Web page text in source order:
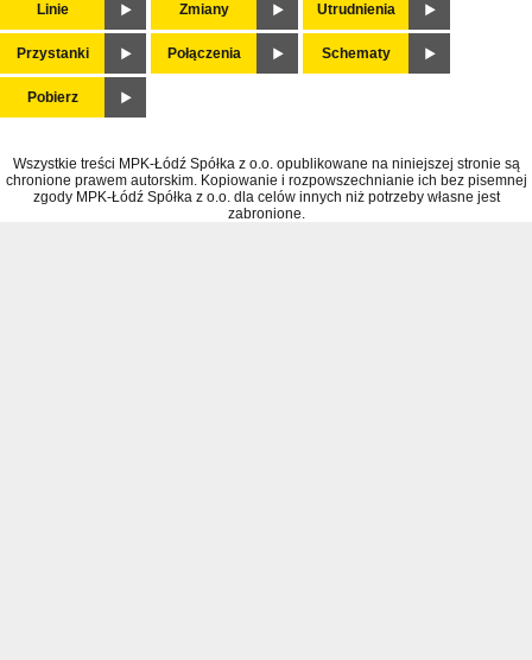
Linie Zmiany Utrudnienia
Przystanki Połączenia Schematy
Pobierz
Wszystkie treści MPK-Łódź Spółka z o.o. opublikowane na niniejszej stronie są
chronione prawem autorskim. Kopiowanie i rozpowszechnianie ich bez pisemnej
zgody MPK-Łódź Spółka z o.o. dla celów innych niż potrzeby własne jest
zabronione.